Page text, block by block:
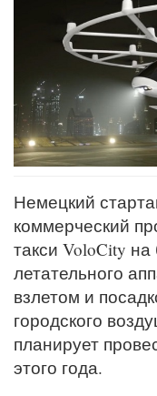
Немецкий
коммерческий
такси VoloCity на
летательного
взлетом и
городского
планирует
этого года.